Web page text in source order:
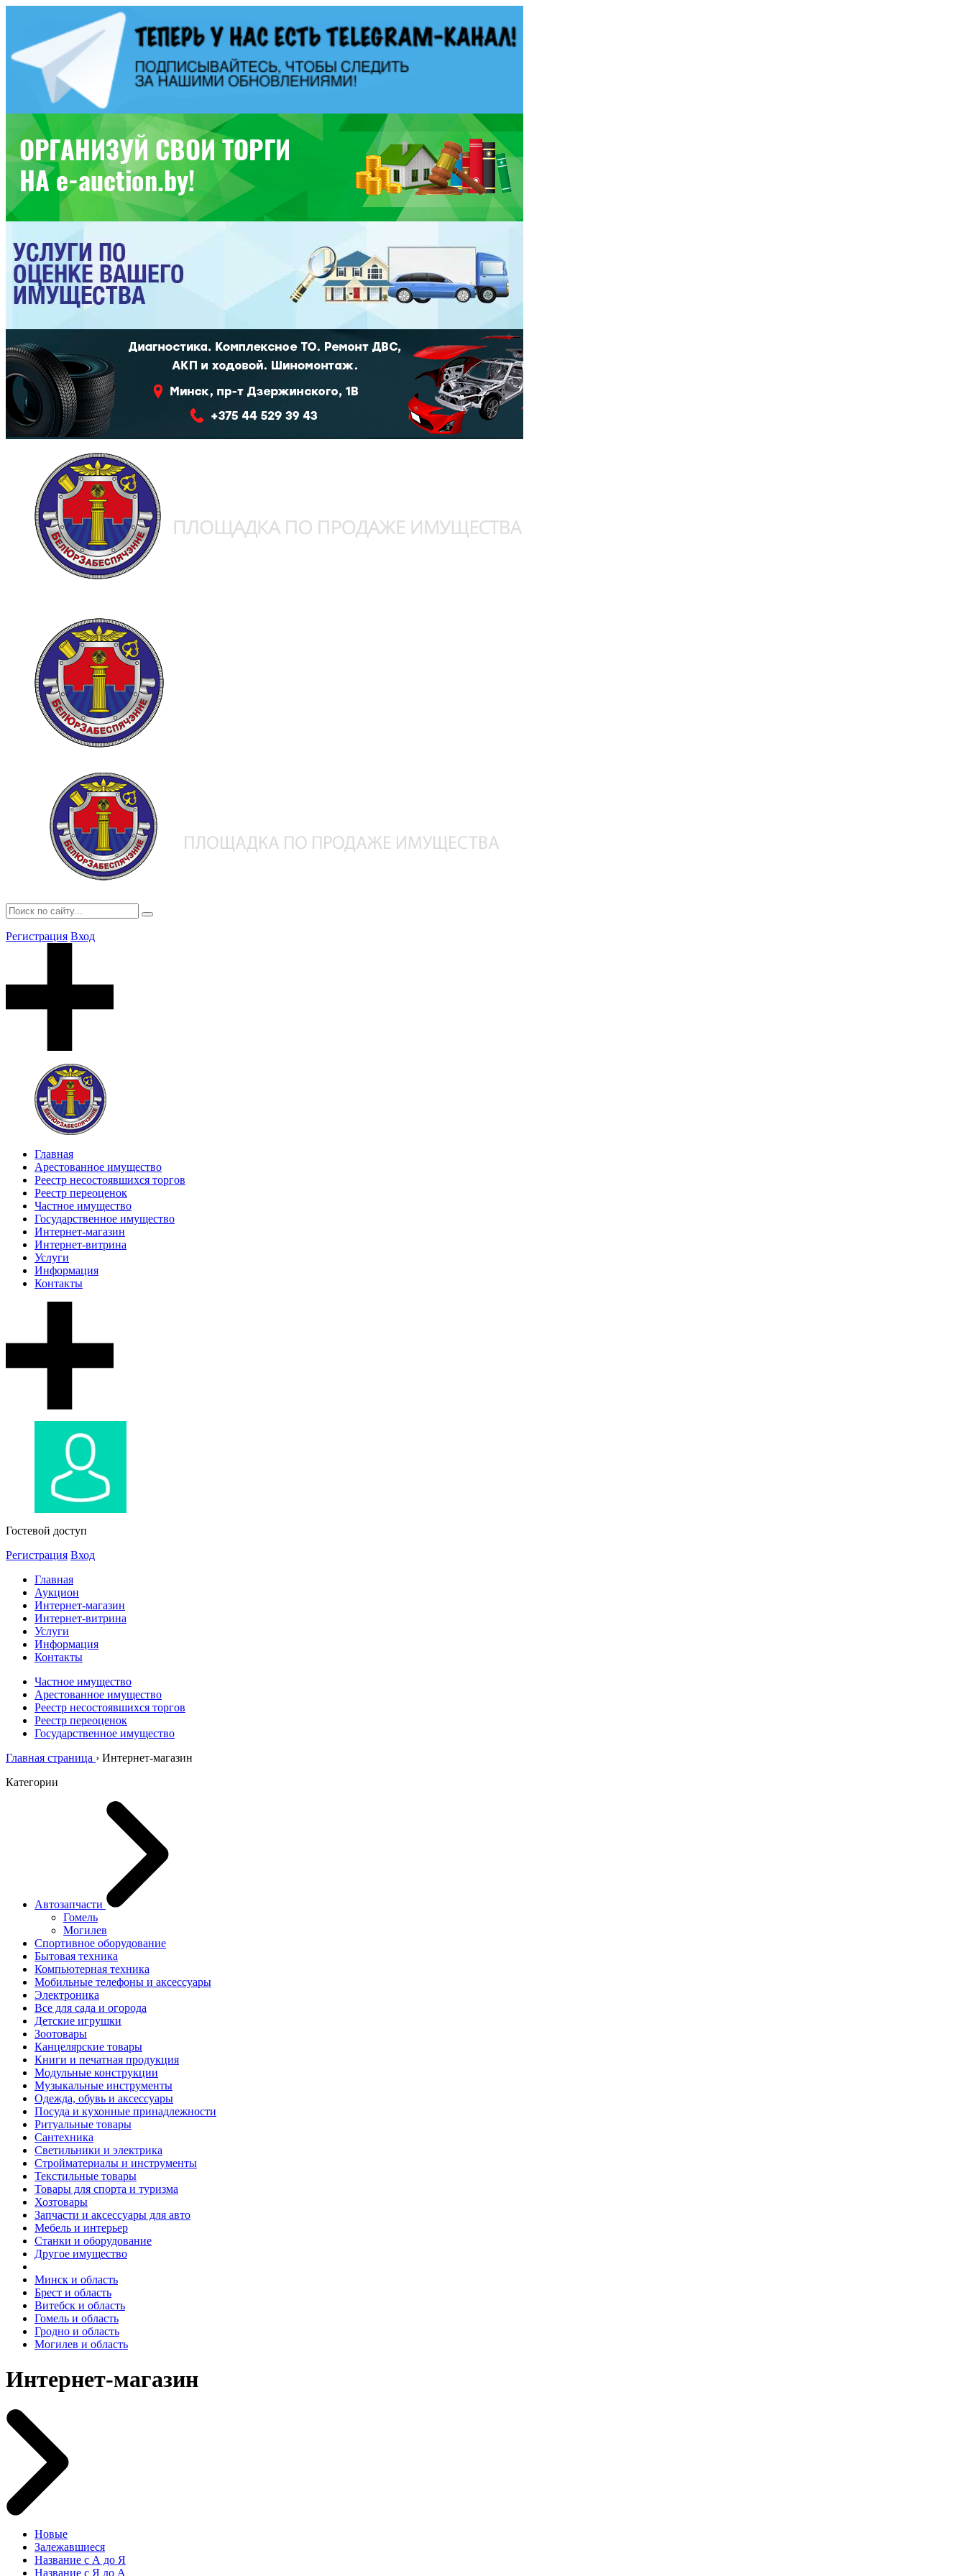
Регистрация Вход
Главная
Арестованное имущество
Реестр несостоявшихся торгов
Реестр переоценок
Частное имущество
Государственное имущество
Интернет-магазин
Интернет-витрина
Услуги
Информация
Контакты
Гостевой доступ
Регистрация Вход
Главная
Аукцион
Интернет-магазин
Интернет-витрина
Услуги
Информация
Контакты
Частное имущество
Арестованное имущество
Реестр несостоявшихся торгов
Реестр переоценок
Государственное имущество
Главная страница › Интернет-магазин
Категории
Автозапчасти
Гомель
Могилев
Спортивное оборудование
Бытовая техника
Компьютерная техника
Мобильные телефоны и аксессуары
Электроника
Все для сада и огорода
Детские игрушки
Зоотовары
Канцелярские товары
Книги и печатная продукция
Модульные конструкции
Музыкальные инструменты
Одежда, обувь и аксессуары
Посуда и кухонные принадлежности
Ритуальные товары
Сантехника
Светильники и электрика
Стройматериалы и инструменты
Текстильные товары
Товары для спорта и туризма
Хозтовары
Запчасти и аксессуары для авто
Мебель и интерьер
Станки и оборудование
Другое имущество
Минск и область
Брест и область
Витебск и область
Гомель и область
Гродно и область
Могилев и область
Интернет-магазин
Новые
Залежавшиеся
Название с А до Я
Название с Я до А